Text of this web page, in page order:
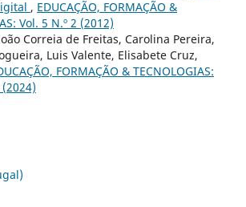
, EDUCAÇÃO, FORMAÇÃO &
Vol. 5 N.º 2 (2012)
Correia de Freitas, Carolina Pereira,
Luis Valente, Elisabete Cruz,
FORMAÇÃO & TECNOLOGIAS: